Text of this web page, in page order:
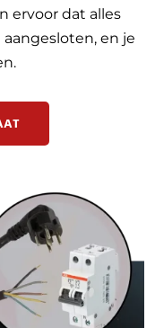
ervoor dat alles
en je